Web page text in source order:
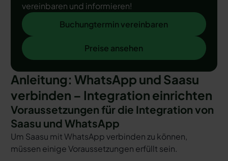
vereinbaren und informieren!
Buchungtermin vereinbaren
Buchungtermin vereinbaren
Preise ansehen
Preise ansehen
Anleitung: WhatsApp und Saasu
verbinden – Integration einrichten
Voraussetzungen für die Integration von
Saasu und WhatsApp
Um Saasu mit WhatsApp verbinden zu können,
müssen einige Voraussetzungen erfüllt sein.